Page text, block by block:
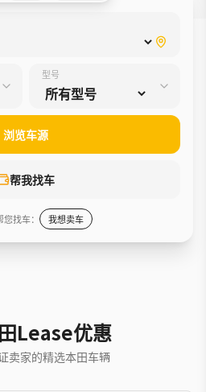
型号
帮我找车
浏览车源
找车： 我想卖车
Lease优惠
卖家的精选本田车辆